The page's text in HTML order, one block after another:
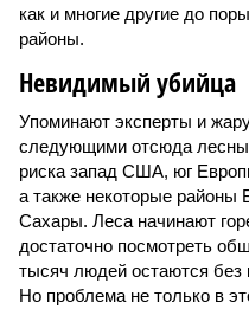
как и многие другие до
районы.
Невидимый убийца
Упоминают эксперты и
следующими отсюда
риска запад США, юг
а также некоторые районы
Сахары. Леса начинают
достаточно посмотреть
тысяч людей остаются без
Но проблема не только в